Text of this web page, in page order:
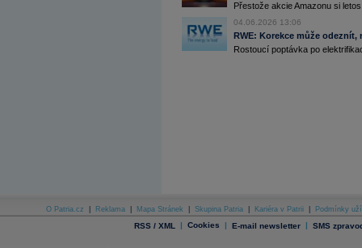
Databanka - Ceny
Přestože akcie Amazonu si
04.06.2026 13:06
RWE: Korekce může
Rostoucí poptávka po
O Patria.cz Reklama Mapa Stránek Skupina Patria Kariéra v Patrii Podmínky
RSS / XML | Cookies | E-mail newsletter | SMS